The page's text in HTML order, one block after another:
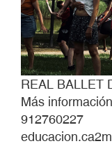
REAL BALLET
Más
912760227